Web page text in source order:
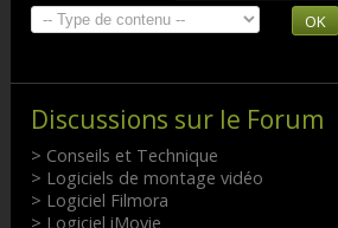
OK
Discussions sur le Forum
> Conseils et Technique
> Logiciels de montage vidéo
> Logiciel Filmora
> Logiciel iMovie